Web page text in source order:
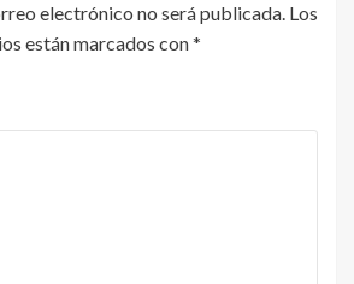
electrónico no será publicada. Los
están marcados con*